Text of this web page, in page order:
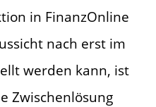
in FinanzOnline
nach erst im
werden kann, ist
Zwischenlösung